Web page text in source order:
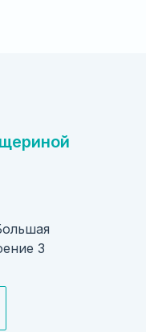
3